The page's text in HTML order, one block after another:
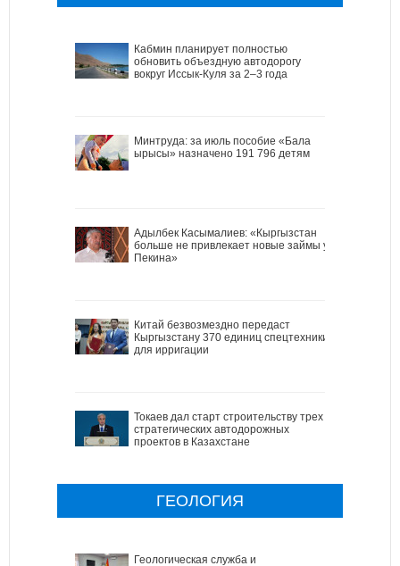
Кабмин планирует полностью
обновить объездную автодорогу
вокруг Иссык-Куля за 2–3 года
Минтруда: за июль пособие «Бала
ырысы» назначено 191 796 детям
Адылбек Касымалиев: «Кыргызстан
больше не привлекает новые займы у
Пекина»
Китай безвозмездно передаст
Кыргызстану 370 единиц спецтехники
для ирригации
Токаев дал старт строительству трех
стратегических автодорожных
проектов в Казахстане
ГЕОЛОГИЯ
Геологическая служба и